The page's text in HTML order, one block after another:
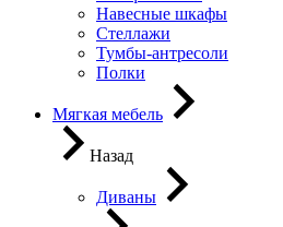
Навесные шкафы
Стеллажи
Тумбы-антресоли
Полки
Мягкая мебель
Назад
Диваны